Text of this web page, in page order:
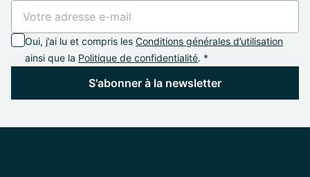
Oui, j’ai lu et compris les Conditions générales d’utilisation
ainsi que la Politique de confidentialité. *
S'abonner à la newsletter